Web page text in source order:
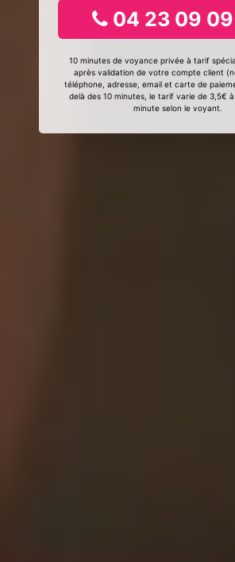
04 23 09
10 minutes de voyance privée à tarif
après validation de votre compte client
téléphone, adresse, email et carte de
delà des 10 minutes, le tarif varie de 3,5€
minute selon le voyant.